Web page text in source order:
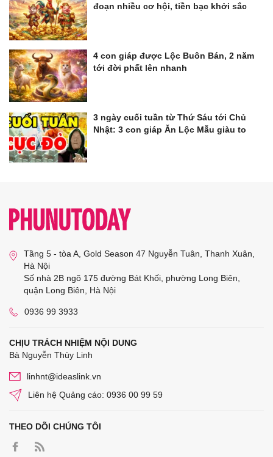
đoạn nhiều cơ hội, tiền bạc khởi sắc
4 con giáp được Lộc Buôn Bán, 2 năm
tới đời phất lên nhanh
3 ngày cuối tuần từ Thứ Sáu tới Chủ
Nhật: 3 con giáp Ăn Lộc Mẫu giàu to
Tầng 5 - tòa A, Gold Season 47 Nguyễn Tuân, Thanh Xuân,
Hà Nội
Số nhà 2B ngõ 175 đường Bát Khối, phường Long Biên,
quận Long Biên, Hà Nội
0936 99 3933
CHỊU TRÁCH NHIỆM NỘI DUNG
Bà Nguyễn Thùy Linh
linhnt@ideaslink.vn
Liên hệ Quảng cáo: 0936 00 99 59
THEO DÕI CHÚNG TÔI